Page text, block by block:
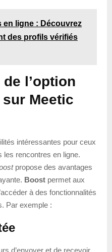
en ligne : Découvrez
des profils vérifiés
l’option
Meetic
intéressantes pour ceux
les rencontres en ligne.
propose des avantages
Boost permet aux
à des fonctionnalités
Par exemple :
d’envoyer et de recevoir